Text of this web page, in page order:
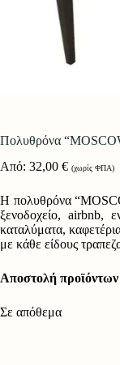
Πολυθρόνα
Από: 32,00 € (χωρίς ΦΠΑ)
Η πολυθρόνα
ξενοδοχείο, airbnb,
καταλύματα,
με κάθε είδους
Αποστολή προϊόντων
Σε απόθεμα